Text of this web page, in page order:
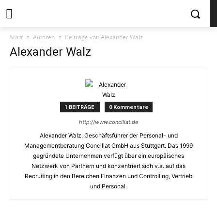
Start Autoren Beiträge von Alexander Walz
Alexander Walz
1 BEITRÄGE 0 Kommentare
http://www.conciliat.de
Alexander Walz, Geschäftsführer der Personal- und
Managementberatung Conciliat GmbH aus Stuttgart. Das 1999
gegründete Unternehmen verfügt über ein europäisches
Netzwerk von Partnern und konzentriert sich v.a. auf das
Recruiting in den Bereichen Finanzen und Controlling, Vertrieb
und Personal.